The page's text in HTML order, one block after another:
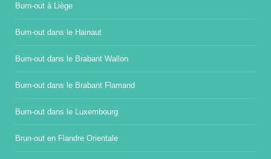
Burn-out à Liège
Burn-out dans le Hainaut
Burn-out dans le Brabant Wallon
Burn-out dans le Brabant Flamand
Burn-out dans le Luxembourg
Brun-out en Flandre Orientale